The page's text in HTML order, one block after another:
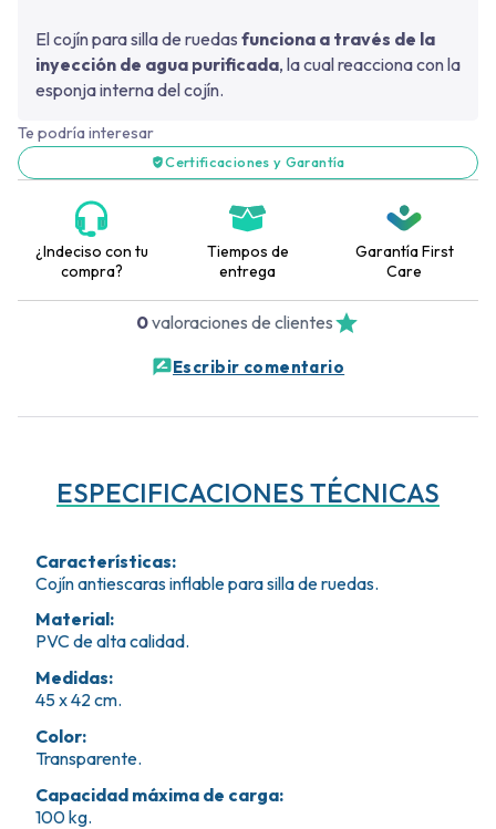
El cojín para silla de ruedas funciona a través de la
inyección de agua purificada, la cual reacciona con la
esponja interna del cojín.
Te podría interesar
Certificaciones y Garantía
¿Indeciso con tu
compra?
Tiempos de
entrega
Garantía First
Care
0valoraciones de clientes
Escribir comentario
ESPECIFICACIONES TÉCNICAS
Características:
Cojín antiescaras inflable para silla de ruedas.
Material:
PVC de alta calidad.
Medidas:
45 x 42 cm.
Color:
Transparente.
Capacidad máxima de carga:
100 kg.